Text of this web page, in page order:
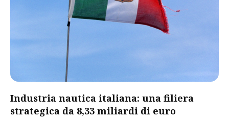
​Industria nautica italiana: una filiera
strategica da 8,33 miliardi di euro​